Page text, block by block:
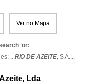
Ver no Mapa
for:
...RIO DE AZEITE, S.A....
Lda